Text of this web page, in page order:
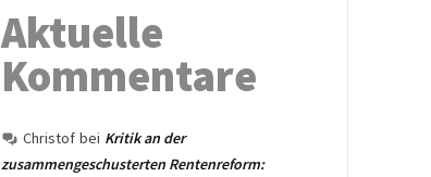
Aktuelle
Kommentare
Christof bei Kritik an der
zusammengeschusterten Rentenreform: